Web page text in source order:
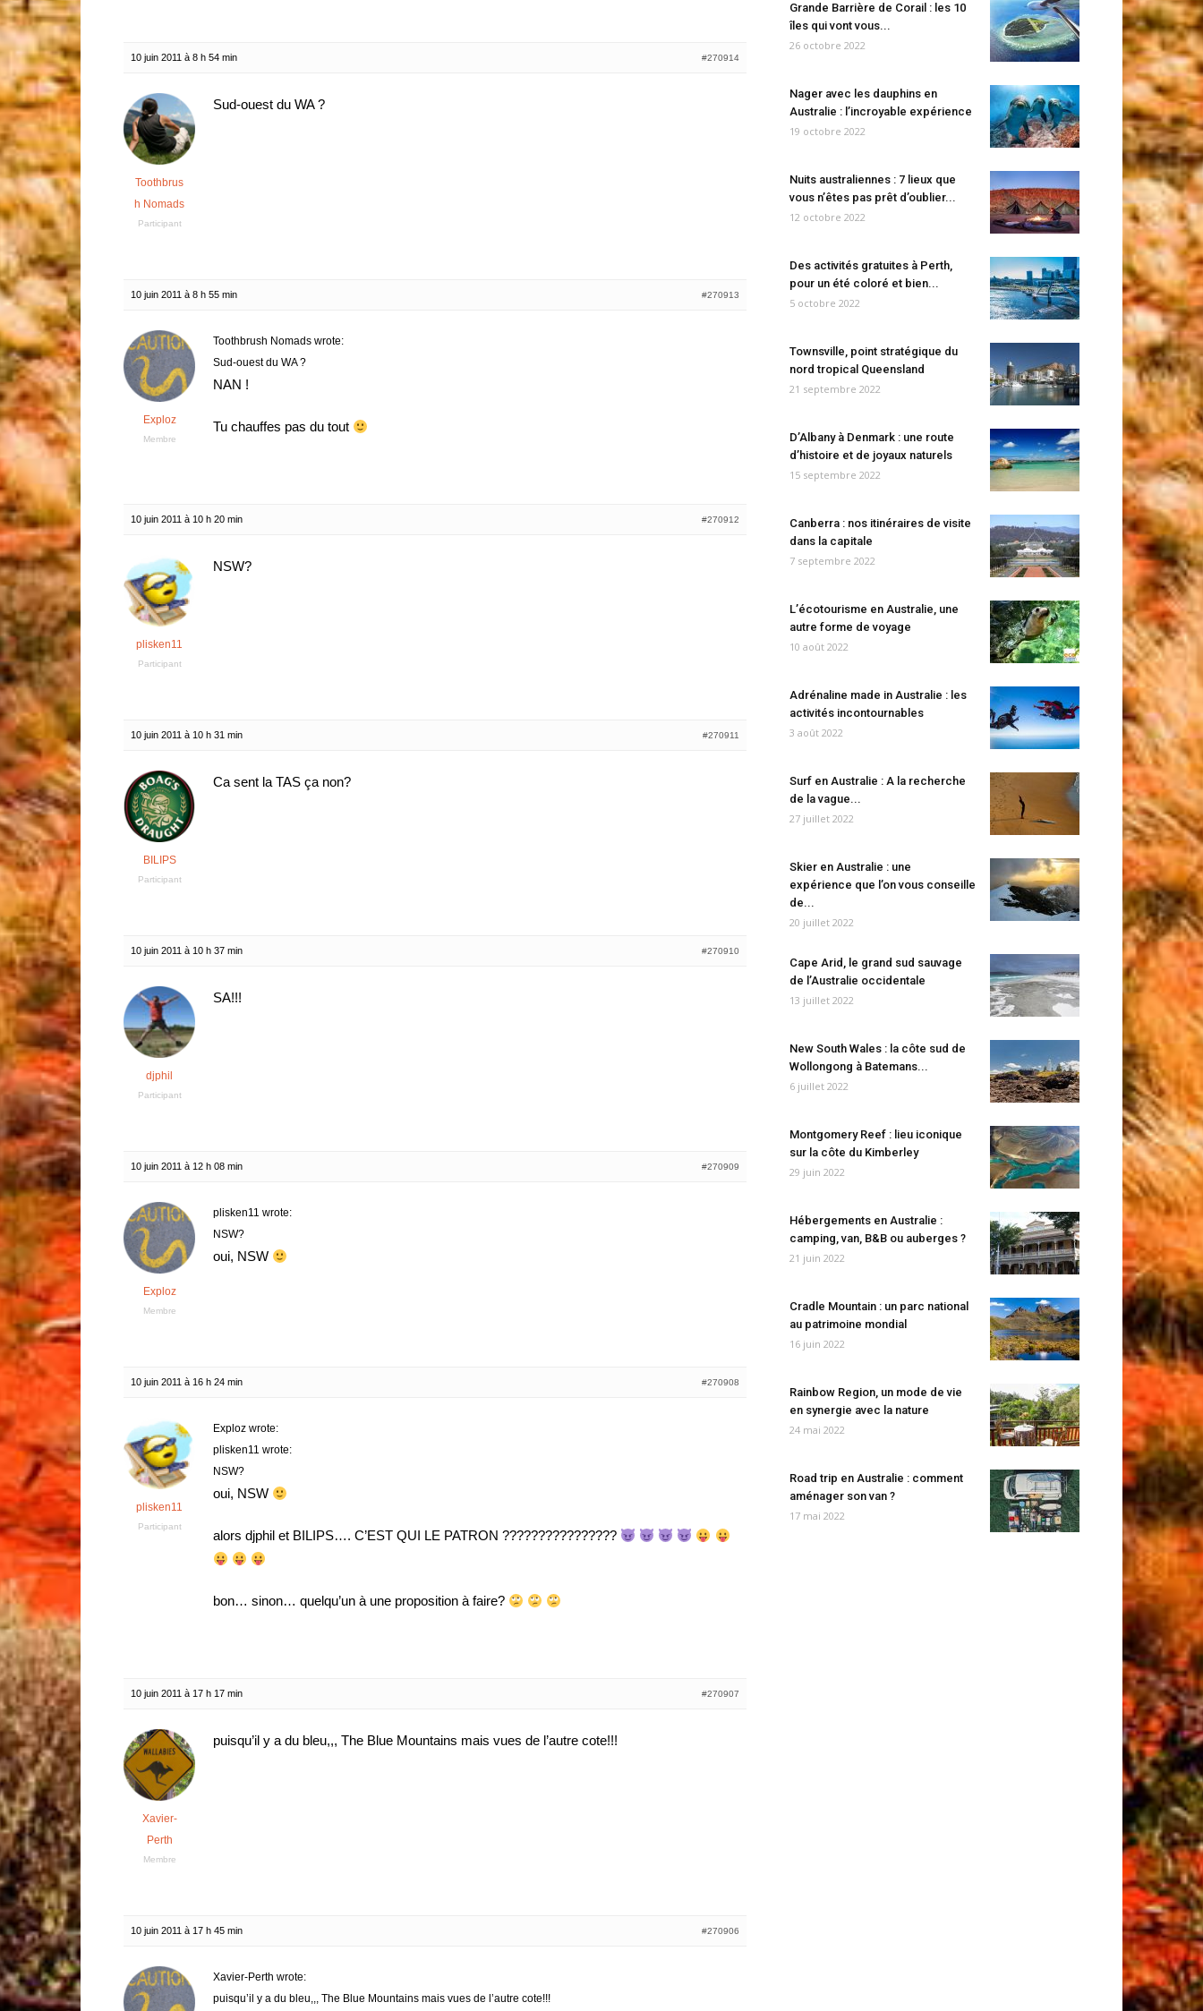
10 juin 2011 à 8 h 54 min #270914
Toothbrus
h Nomads
Participant
Sud-ouest du WA ?
10 juin 2011 à 8 h 55 min #270913
Exploz
Membre
Toothbrush Nomads wrote:
Sud-ouest du WA ?
NAN !
Tu chauffes pas du tout
10 juin 2011 à 10 h 20 min #270912
plisken11
Participant
NSW?
10 juin 2011 à 10 h 31 min #270911
BILIPS
Participant
Ca sent la TAS ça non?
10 juin 2011 à 10 h 37 min #270910
djphil
Participant
SA!!!
10 juin 2011 à 12 h 08 min #270909
Exploz
Membre
plisken11 wrote:
NSW?
oui, NSW
10 juin 2011 à 16 h 24 min #270908
plisken11
Participant
Exploz wrote:
plisken11 wrote:
NSW?
oui, NSW
alors djphil et BILIPS…. C’EST QUI LE PATRON ????????????????
bon… sinon… quelqu’un à une proposition à faire?
10 juin 2011 à 17 h 17 min #270907
Xavier-
Perth
Membre
puisqu’il y a du bleu,,, The Blue Mountains mais vues de l’autre cote!!!
10 juin 2011 à 17 h 45 min #270906
Xavier-Perth wrote:
puisqu’il y a du bleu,,, The Blue Mountains mais vues de l’autre cote!!!
Grande Barrière de Corail : les 10
îles qui vont vous...
26 octobre 2022
Nager avec les dauphins en
Australie : l’incroyable expérience
19 octobre 2022
Nuits australiennes : 7 lieux que
vous n’êtes pas prêt d’oublier...
12 octobre 2022
Des activités gratuites à Perth,
pour un été coloré et bien...
5 octobre 2022
Townsville, point stratégique du
nord tropical Queensland
21 septembre 2022
D’Albany à Denmark : une route
d’histoire et de joyaux naturels
15 septembre 2022
Canberra : nos itinéraires de visite
dans la capitale
7 septembre 2022
L’écotourisme en Australie, une
autre forme de voyage
10 août 2022
Adrénaline made in Australie : les
activités incontournables
3 août 2022
Surf en Australie : A la recherche
de la vague...
27 juillet 2022
Skier en Australie : une
expérience que l’on vous conseille
de...
20 juillet 2022
Cape Arid, le grand sud sauvage
de l’Australie occidentale
13 juillet 2022
New South Wales : la côte sud de
Wollongong à Batemans...
6 juillet 2022
Montgomery Reef : lieu iconique
sur la côte du Kimberley
29 juin 2022
Hébergements en Australie :
camping, van, B&B ou auberges ?
21 juin 2022
Cradle Mountain : un parc national
au patrimoine mondial
16 juin 2022
Rainbow Region, un mode de vie
en synergie avec la nature
24 mai 2022
Road trip en Australie : comment
aménager son van ?
17 mai 2022